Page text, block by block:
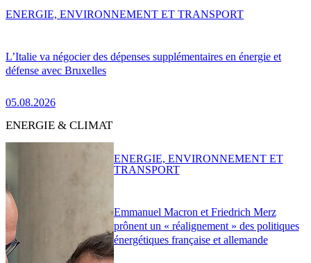
L’Italie va négocier des dépenses supplémentaires en énergie et
défense avec Bruxelles
05.08.2026
ENERGIE, ENVIRONNEMENT ET TRANSPORT
ENERGIE & CLIMAT
Emmanuel Macron et Friedrich Merz
prônent un « réalignement » des politiques
énergétiques française et allemande
ENERGIE, ENVIRONNEMENT ET
TRANSPORT